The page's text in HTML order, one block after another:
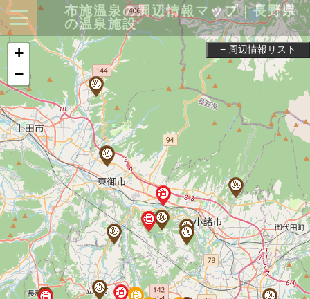
布施温泉の周辺情報マップ｜長野県
の温泉施設
≡ 周辺情報リスト
+
−